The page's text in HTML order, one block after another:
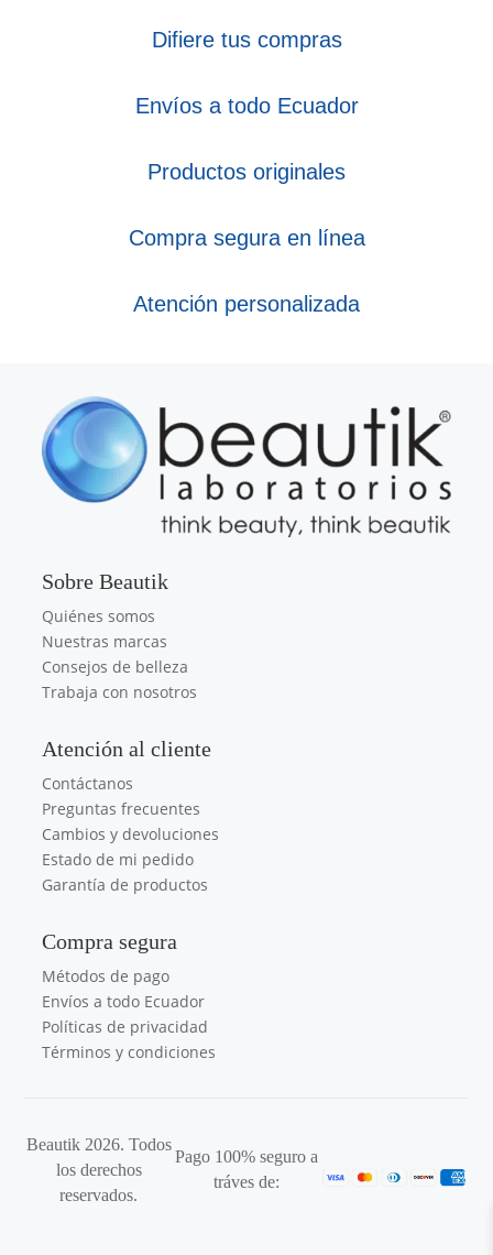
Difiere tus compras
Envíos a todo Ecuador
Productos originales
Compra segura en línea
Atención personalizada
Sobre Beautik
Quiénes somos
Nuestras marcas
Consejos de belleza
Trabaja con nosotros
Atención al cliente
Contáctanos
Preguntas frecuentes
Cambios y devoluciones
Estado de mi pedido
Garantía de productos
Compra segura
Métodos de pago
Envíos a todo Ecuador
Políticas de privacidad
Términos y condiciones
Beautik 2026. Todos
los derechos
reservados.
Pago 100% seguro a
tráves de: